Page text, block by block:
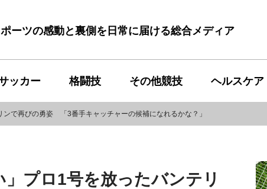
ーツの感動と裏側を日常に届ける総合メディア
ッカー 格闘技 その他競技 ヘルスケア
で再びの勇姿 「3番手キャッチャーの候補になれるかな？」
プロ1号を放ったバンテリ